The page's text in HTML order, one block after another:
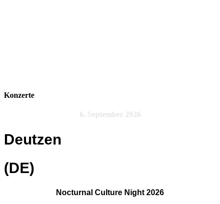
Konzerte
6. September 2026
Deutzen
(DE)
Nocturnal Culture Night 2026